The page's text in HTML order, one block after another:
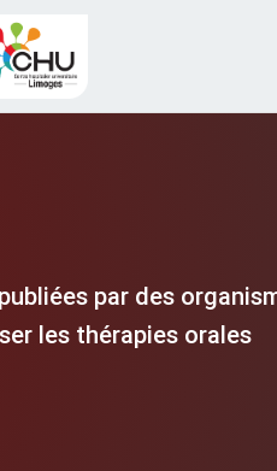
par des
les thérapies orales